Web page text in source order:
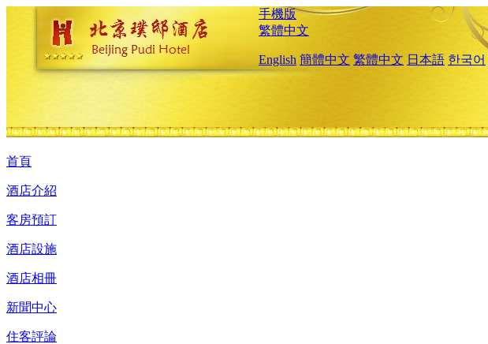
手機版
繁體中文
English 簡體中文 繁體中文 日本語 한국어
首頁
酒店介紹
客房預訂
酒店設施
酒店相冊
新聞中心
住客評論